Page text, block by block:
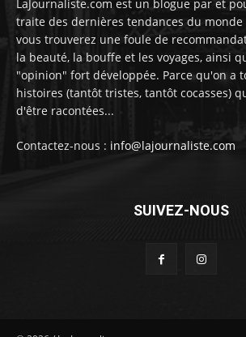
LaJournaliste.com est un blogue par et
traite des dernières tendances du
vous trouverez une foule de
la beauté, la bouffe et les voyages, ainsi
"opinion" fort développée. Parce qu'on a
histoires (tantôt tristes, tantôt cocasses)
d'être racontées...
Contactez-nous : info@lajournaliste.com
SUIVEZ-NOUS